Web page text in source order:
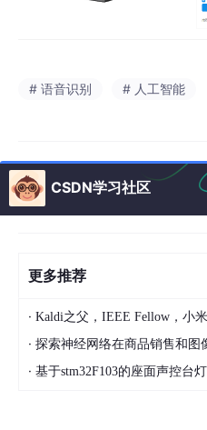
# 语音识别 # 人工智能
CSDN学习社区
更多推荐
· Kaldi之父，IEEE Fellow，小米首席语音科学家Daniel
· 探索神经网络在商品销售和图
· 基于stm32F103的座面声控台灯